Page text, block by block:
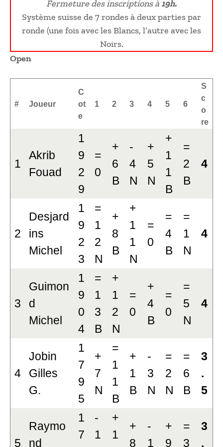
Fermeture des inscriptions à 19h.
Système suisse de 7 rondes à deux parties par
ronde (une fois avec les Blancs, l’autre avec les
Noirs.
Open
# Joueur
C
ot
e
1 2 3 4 5 6
S
c
o
re
1
Akrib
Fouad
1
9
2
9
=
0
+
6
B
-
4
N
+
5
N
+
1
1
B
=
2
B
4
2
Desjard
ins
Michel
1
9
2
3
=
1
2
N
+
8
B
+
1
1
N
=
0
=
4
B
=
1
N
4
3
Guimon
d
Michel
1
9
0
4
=
1
3
B
+
1
2
N
=
0
+
4
B
=
0
=
5
N
4
4
Jobin
Gilles
G.
1
7
9
5
+
7
N
=
1
1
B
+
1
B
-
3
N
=
2
N
=
6
B
3
.
5
5
Raymo
nd
1
7
-
1
+
1
+
8
-
1
+
9
=
3
3
.